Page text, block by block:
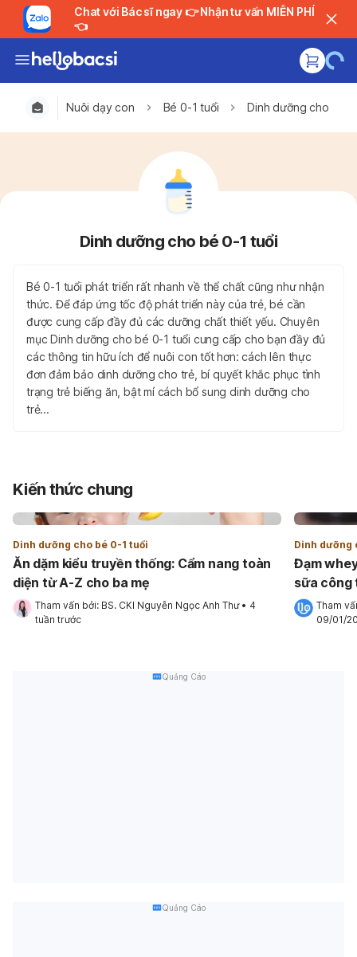
Chat với Bác sĩ ngay 👉 Nhận tư vấn MIỄN PHÍ
👈
Nuôi dạy con Bé 0-1 tuổi Dinh dưỡng cho bé
Dinh dưỡng cho bé 0-1 tuổi
Bé 0-1 tuổi phát triển rất nhanh về thể chất cũng như nhận
thức. Để đáp ứng tốc độ phát triển này của trẻ, bé cần
được cung cấp đầy đủ các dưỡng chất thiết yếu. Chuyên
mục Dinh dưỡng cho bé 0-1 tuổi cung cấp cho bạn đầy đủ
các thông tin hữu ích để nuôi con tốt hơn: cách lên thực
đơn đảm bảo dinh dưỡng cho trẻ, bí quyết khắc phục tình
trạng trẻ biếng ăn, bật mí cách bổ sung dinh dưỡng cho
trẻ...
Kiến thức chung
Dinh dưỡng cho bé 0-1 tuổi
Ăn dặm kiểu truyền thống: Cẩm nang toàn
diện từ A-Z cho ba mẹ
Tham vấn bởi: BS. CKI Nguyễn Ngọc Anh Thư • 4
tuần trước
Dinh dưỡng
Đạm
sữa công
Tham
09/01/
Quảng Cáo
Quảng Cáo